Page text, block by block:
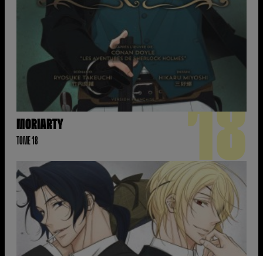
MORIARTY
TOME 18 18